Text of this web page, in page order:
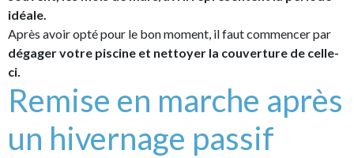
idéale.
Après avoir opté pour le bon moment, il faut commencer par
dégager votre piscine et nettoyer la couverture de celle-
ci.
Remise en marche après
un hivernage passif